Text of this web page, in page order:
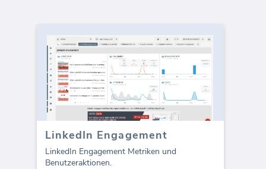
LinkedIn Engagement
LinkedIn Engagement Metriken und
Benutzeraktionen.